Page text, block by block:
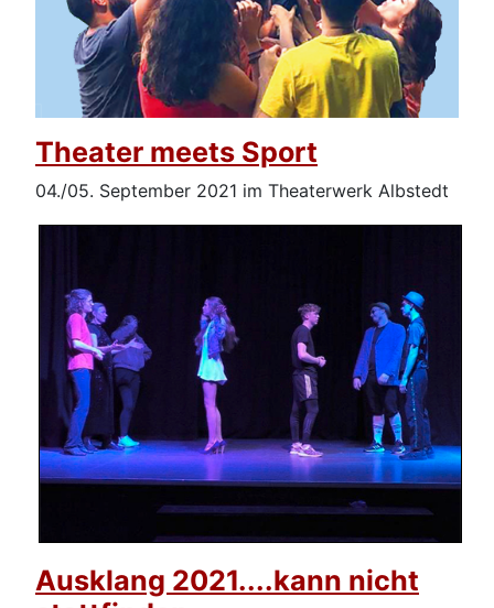
Theater meets Sport
04./05. September 2021 im Theaterwerk Albstedt
Ausklang 2021....kann nicht